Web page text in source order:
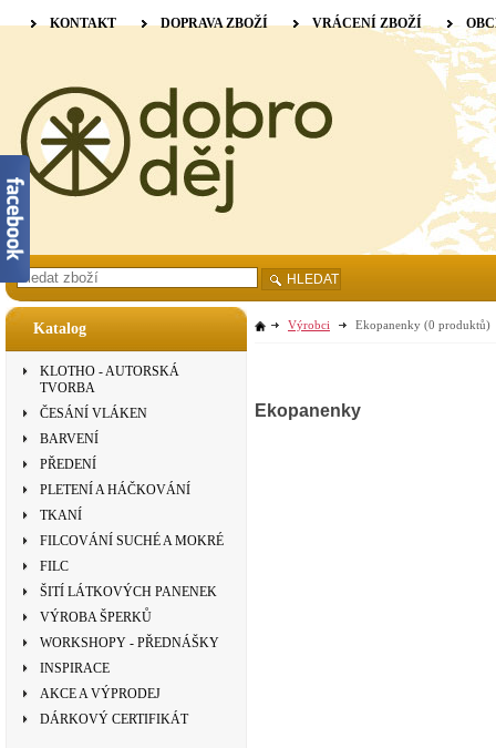
Katalog
KLOTHO - AUTORSKÁ
TVORBA
ČESÁNÍ VLÁKEN
BARVENÍ
PŘEDENÍ
PLETENÍ A HÁČKOVÁNÍ
TKANÍ
FILCOVÁNÍ SUCHÉ A MOKRÉ
FILC
ŠITÍ LÁTKOVÝCH PANENEK
VÝROBA ŠPERKŮ
WORKSHOPY - PŘEDNÁŠKY
INSPIRACE
AKCE A VÝPRODEJ
DÁRKOVÝ CERTIFIKÁT
Výrobci Ekopanenky (0 produktů)
Ekopanenky
KONTAKT DOPRAVA ZBOŽÍ VRÁCENÍ ZBOŽÍ
HLEDAT